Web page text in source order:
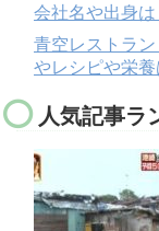
会社名や出身
青空レストラン
やレシピや栄養
人気記事ラ